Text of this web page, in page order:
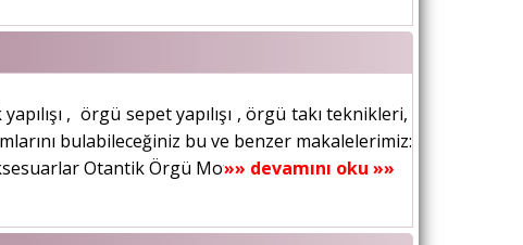
, örgü sepet yapılışı , örgü takı teknikleri,
bulabileceğiniz bu ve benzer makalelerimiz:
Otantik Örgü Motifleri...»» devamını oku »»